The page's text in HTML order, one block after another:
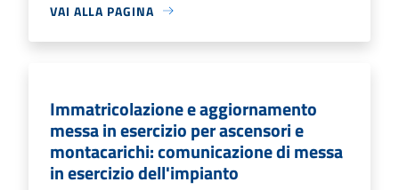
VAI ALLA PAGINA
Immatricolazione e aggiornamento
messa in esercizio per ascensori e
montacarichi: comunicazione di messa
in esercizio dell'impianto